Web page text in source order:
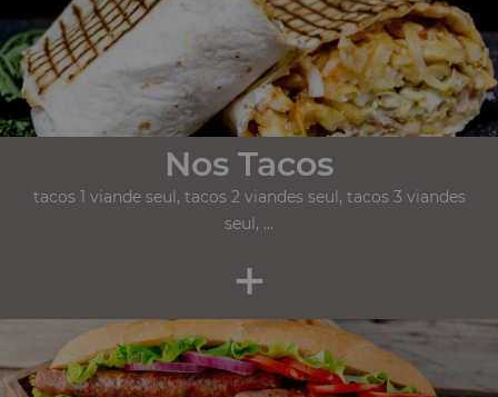
Nos Tacos
tacos 1 viande seul, tacos 2 viandes seul, tacos 3 viandes
seul, ...
+